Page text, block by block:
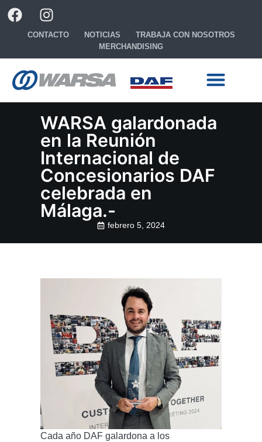
CONTACTO NOTICIAS
TRABAJA CON NOSOTROS
MERCHANDISING
WARSA galardonada
en la Reunión
Internacional de
Concesionarios DAF
celebrada en
Málaga.-
febrero 5, 2024
Cada año DAF galardona a los